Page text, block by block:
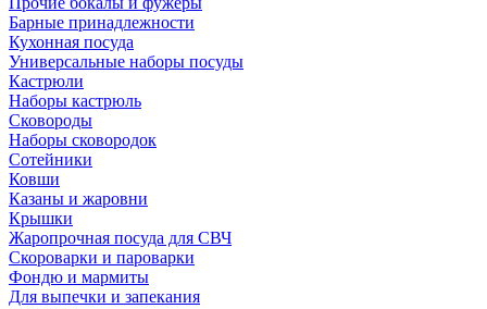
Барные принадлежности
Кухонная посуда
Универсальные наборы посуды
Кастрюли
Наборы кастрюль
Сковороды
Наборы сковородок
Сотейники
Ковши
Казаны и жаровни
Крышки
Жаропрочная посуда для СВЧ
Скороварки и пароварки
Фондю и мармиты
Для выпечки и запекания